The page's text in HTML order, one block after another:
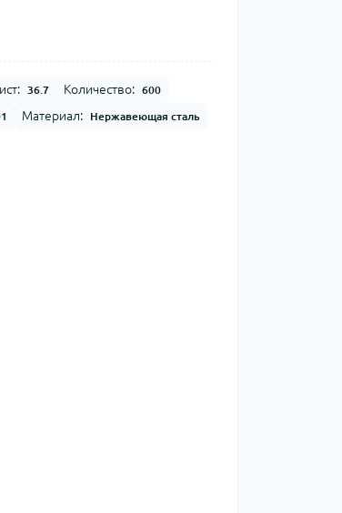
36.7 Количество: 600
Материал: Нержавеющая сталь